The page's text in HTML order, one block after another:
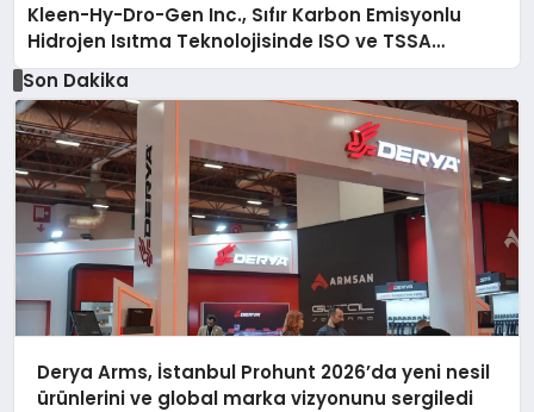
Kleen-Hy-Dro-Gen Inc., Sıfır Karbon Emisyonlu
Hidrojen Isıtma Teknolojisinde ISO ve TSSA
Düzenleyici Onaylarını Aldı
Son Dakika
Derya Arms, İstanbul Prohunt 2026’da yeni nesil
ürünlerini ve global marka vizyonunu sergiledi